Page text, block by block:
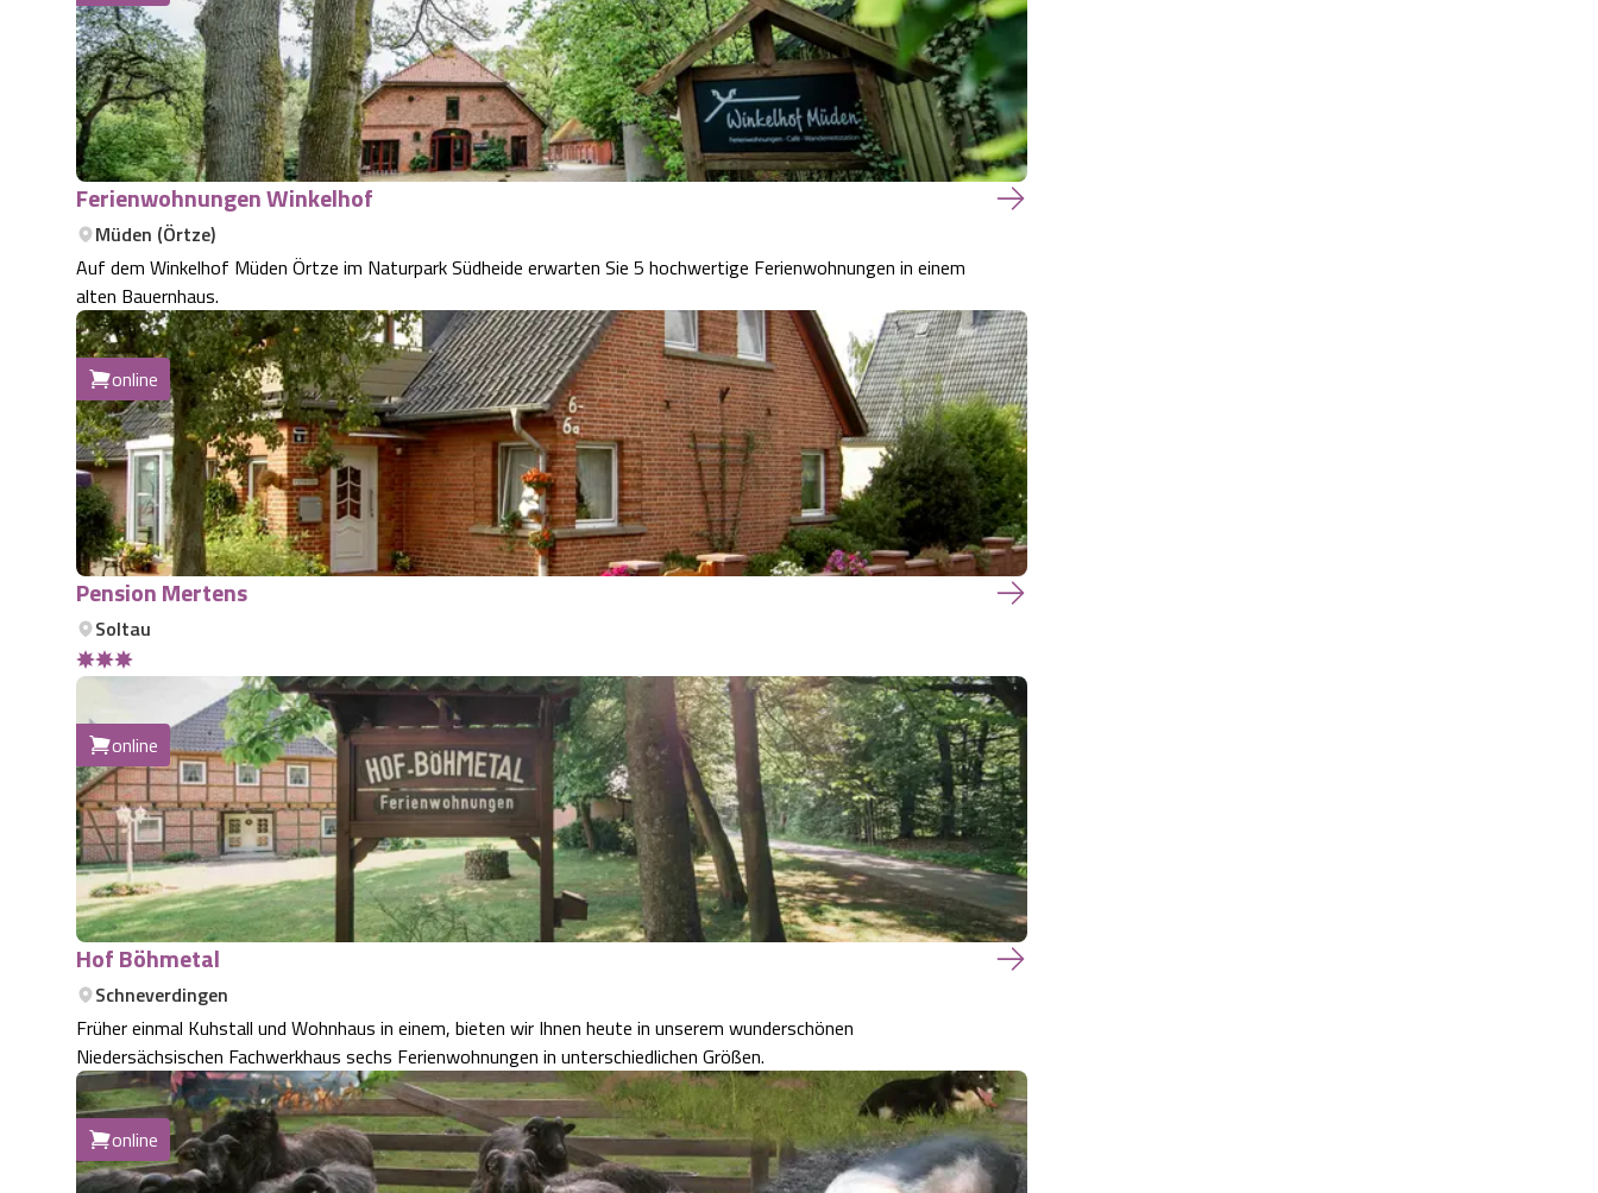
Ferienwohnungen Winkelhof
Müden (Örtze)
Auf dem Winkelhof Müden Örtze im Naturpark Südheide erwarten Sie 5 hochwertige Ferienwohnungen in einem
alten Bauernhaus.
online
Pension Mertens
Soltau
online
Hof Böhmetal
Schneverdingen
Früher einmal Kuhstall und Wohnhaus in einem, bieten wir Ihnen heute in unserem wunderschönen
Niedersächsischen Fachwerkhaus sechs Ferienwohnungen in unterschiedlichen Größen.
online